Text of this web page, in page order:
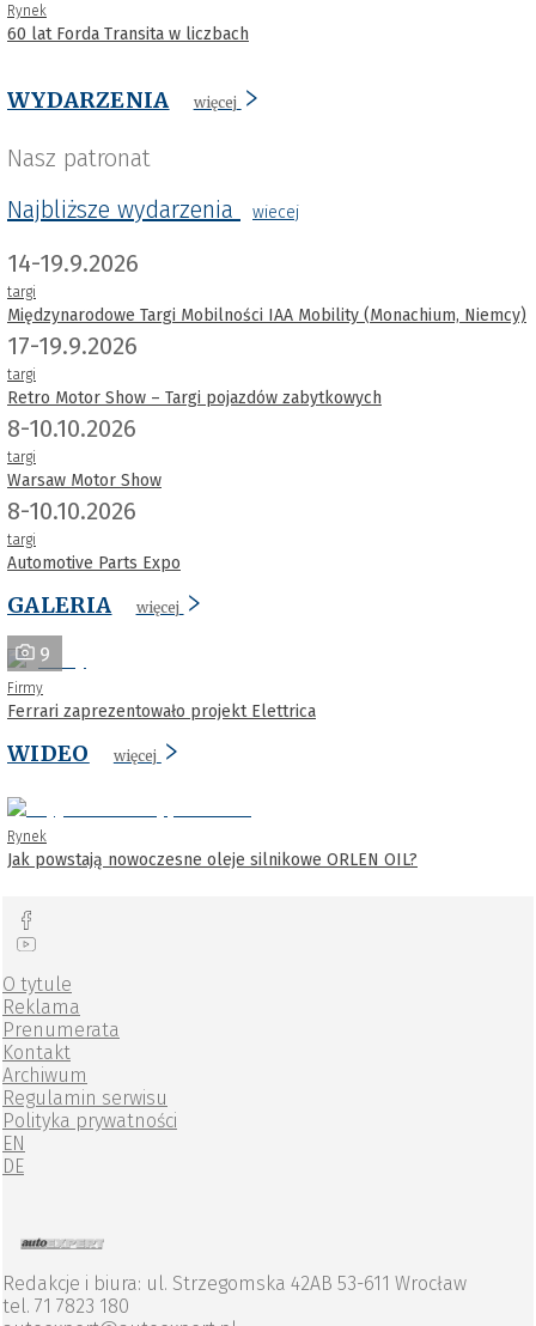
Rynek
60 lat Forda Transita w liczbach
WYDARZENIA więcej
Nasz patronat
Najbliższe wydarzenia
wiecej
14-19.9.2026
targi
Międzynarodowe Targi Mobilności IAA Mobility (Monachium, Niemcy)
17-19.9.2026
targi
Retro Motor Show – Targi pojazdów zabytkowych
8-10.10.2026
targi
Warsaw Motor Show
8-10.10.2026
targi
Automotive Parts Expo
GALERIA więcej
9
Firmy
Ferrari zaprezentowało projekt Elettrica
WIDEO więcej
Rynek
Jak powstają nowoczesne oleje silnikowe ORLEN OIL?
O tytule
Reklama
Prenumerata
Kontakt
Archiwum
Regulamin serwisu
Polityka prywatności
EN
DE
Redakcje i biura: ul. Strzegomska 42AB 53-611 Wrocław
tel. 71 7823 180